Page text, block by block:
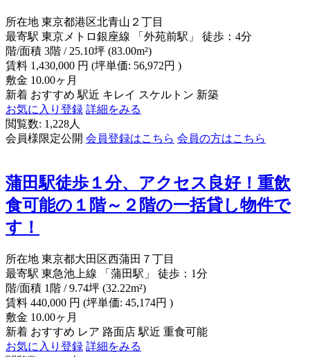
所在地 東京都港区北青山２丁目
最寄駅 東京メトロ銀座線 「外苑前駅」 徒歩：4分
階/面積 3階 / 25.10坪 (83.00m²)
賃料 1,430,000 円 (坪単価: 56,972円 )
敷金 10.00ヶ月
新着 おすすめ 駅近 キレイ スケルトン 新築
お気に入り登録 詳細をみる
閲覧数: 1,228人
会員様限定公開 会員登録はこちら 会員の方はこちら
蒲田駅徒歩１分、アクセス良好！重飲
食可能の１階～２階の一括貸し物件で
す！
所在地 東京都大田区西蒲田７丁目
最寄駅 東急池上線 「蒲田駅」 徒歩：1分
階/面積 1階 / 9.74坪 (32.22m²)
賃料 440,000 円 (坪単価: 45,174円 )
敷金 10.00ヶ月
新着 おすすめ レア 路面店 駅近 重食可能
お気に入り登録 詳細をみる